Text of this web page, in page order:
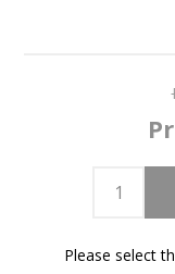
Please select